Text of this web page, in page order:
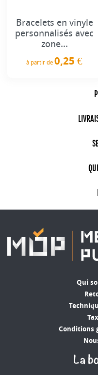
Bracelets en vinyle
personnalisés avec
zone...
à partir de 0,25 €
Qui
Conditions